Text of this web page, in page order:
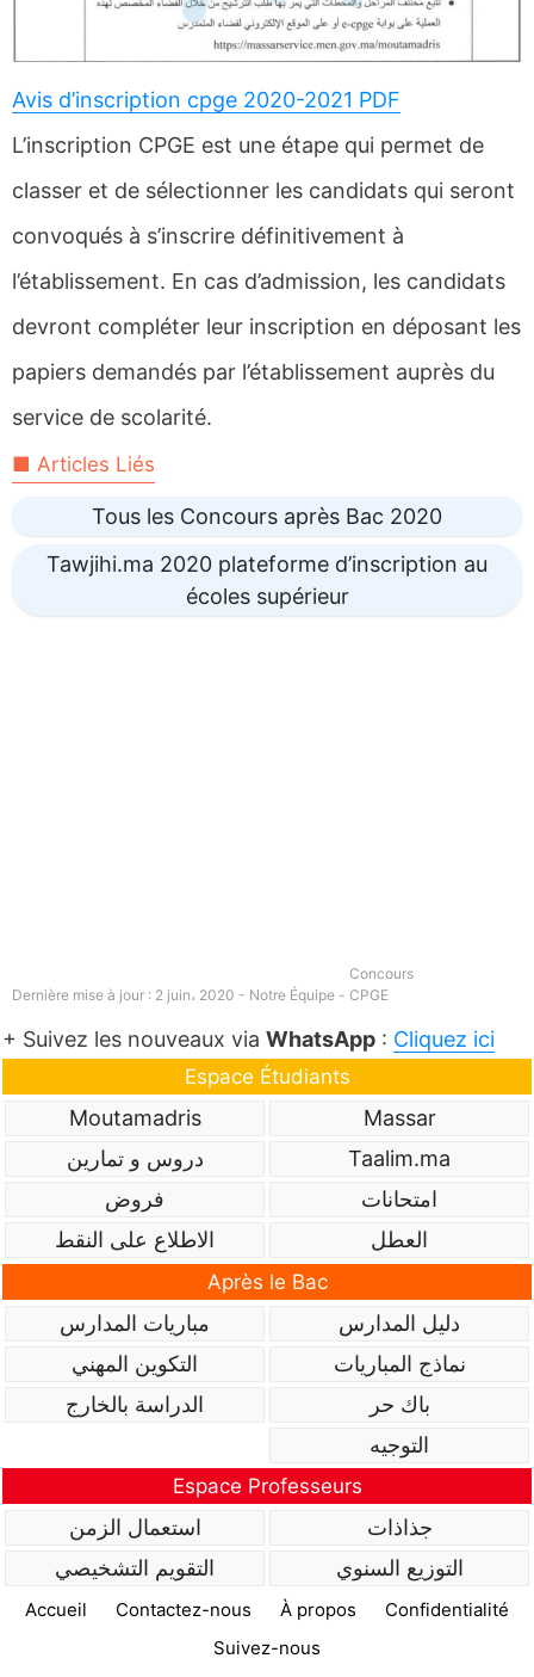
Avis d’inscription cpge 2020-2021 PDF
L’inscription CPGE est une étape qui permet de
classer et de sélectionner les candidats qui seront
convoqués à s’inscrire définitivement à
l’établissement. En cas d’admission, les candidats
devront compléter leur inscription en déposant les
papiers demandés par l’établissement auprès du
service de scolarité.
■ Articles Liés
Tous les Concours après Bac 2020
Tawjihi.ma 2020 plateforme d’inscription au
écoles supérieur
Dernière mise à jour : 2 juin، 2020 - Notre Équipe -
Concours
CPGE
+ Suivez les nouveaux via WhatsApp : Cliquez ici
Espace Étudiants
Massar
Moutamadris
Taalim.ma
دروس و تمارين
امتحانات
فروض
العطل
الاطلاع على النقط
Après le Bac
دليل المدارس
مباريات المدارس
نماذج المباريات
التكوين المهني
باك حر
الدراسة بالخارج
التوجيه
Espace Professeurs
جذاذات
استعمال الزمن
التوزيع السنوي
التقويم التشخيصي
Accueil Contactez-nous À propos
Confidentialité
Suivez-nous